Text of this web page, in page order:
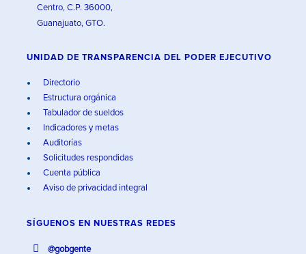
Centro, C.P. 36000,
Guanajuato, GTO.
UNIDAD DE TRANSPARENCIA DEL PODER EJECUTIVO
Directorio
Estructura orgánica
Tabulador de sueldos
Indicadores y metas
Auditorías
Solicitudes respondidas
Cuenta pública
Aviso de privacidad integral
SÍGUENOS EN NUESTRAS REDES
@gobgente